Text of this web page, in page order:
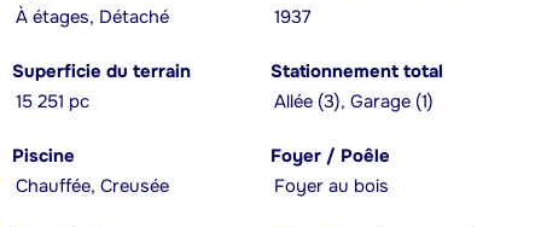
À étages, Détaché
1937
Superficie du terrain
15 251 pc
Stationnement total
Allée (3), Garage (1)
Piscine
Chauffée, Creusée
Foyer / Poêle
Foyer au bois